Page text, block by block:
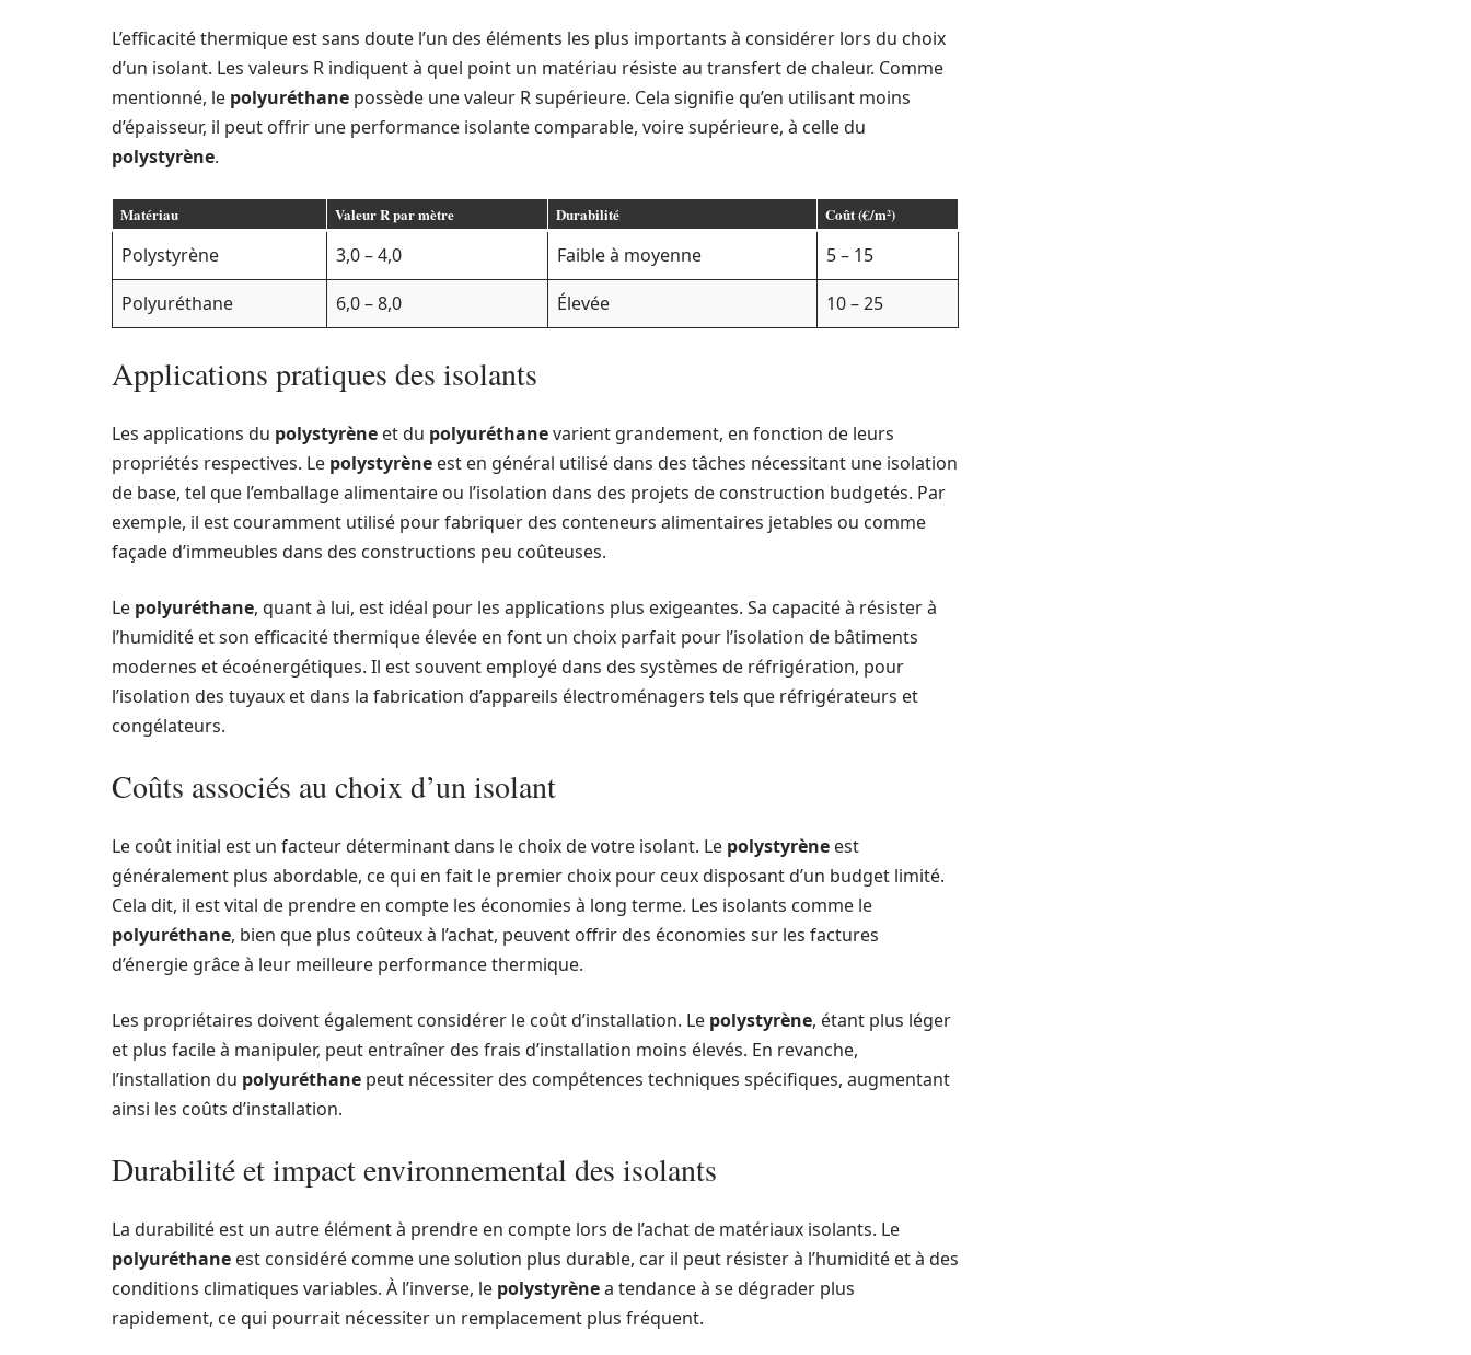
L’efficacité thermique est sans doute l’un des éléments les plus importants à considérer lors du choix
d’un isolant. Les valeurs R indiquent à quel point un matériau résiste au transfert de chaleur. Comme
mentionné, le polyuréthane possède une valeur R supérieure. Cela signifie qu’en utilisant moins
d’épaisseur, il peut offrir une performance isolante comparable, voire supérieure, à celle du
polystyrène.
Matériau Valeur R par mètre Durabilité Coût (€/m²)
Polystyrène 3,0 – 4,0 Faible à moyenne
5 – 15
Polyuréthane
6,0 – 8,0 Élevée 10 – 25
Applications pratiques des isolants
Les applications du polystyrène et du polyuréthanevarient grandement, en fonction de leurs
propriétés respectives. Le polystyrène est en général utilisé dans des tâches nécessitant une isolation
de base, tel que l’emballage alimentaire ou l’isolation dans des projets de construction budgetés. Par
exemple, il est couramment utilisé pour fabriquer des conteneurs alimentaires jetables ou comme
façade d’immeubles dans des constructions peu coûteuses.
Le polyuréthane, quant à lui, est idéal pour les applications plus exigeantes. Sa capacité à résister à
l’humidité et son efficacité thermique élevée en font un choix parfait pour l’isolation de bâtiments
modernes et écoénergétiques. Il est souvent employé dans des systèmes de réfrigération, pour
l’isolation des tuyaux et dans la fabrication d’appareils électroménagers tels que réfrigérateurs et
congélateurs.
Coûts associés au choix d’un isolant
Le coût initial est un facteur déterminant dans le choix de votre isolant. Le polystyrène est
généralement plus abordable, ce qui en fait le premier choix pour ceux disposant d’un budget limité.
Cela dit, il est vital de prendre en compte les économies à long terme. Les isolants comme le
polyuréthane, bien que plus coûteux à l’achat, peuvent offrir des économies sur les factures
d’énergie grâce à leur meilleure performance thermique.
Les propriétaires doivent également considérer le coût d’installation. Le polystyrène, étant plus léger
et plus facile à manipuler, peut entraîner des frais d’installation moins élevés. En revanche,
l’installation du polyuréthane peut nécessiter des compétences techniques spécifiques, augmentant
ainsi les coûts d’installation.
Durabilité et impact environnemental des isolants
La durabilité est un autre élément à prendre en compte lors de l’achat de matériaux isolants. Le
polyuréthane est considéré comme une solution plus durable, car il peut résister à l’humidité et à des
conditions climatiques variables. À l’inverse, le polystyrènea tendance à se dégrader plus
rapidement, ce qui pourrait nécessiter un remplacement plus fréquent.